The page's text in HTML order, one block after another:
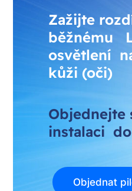
Zažijte
běžnému
osvětlení
kůži (oči)
Objednejte
instalaci
Objednat